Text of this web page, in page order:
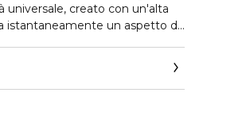
universale, creato con un'alta
istantaneamente un aspetto di
di Dolce&Gabbana